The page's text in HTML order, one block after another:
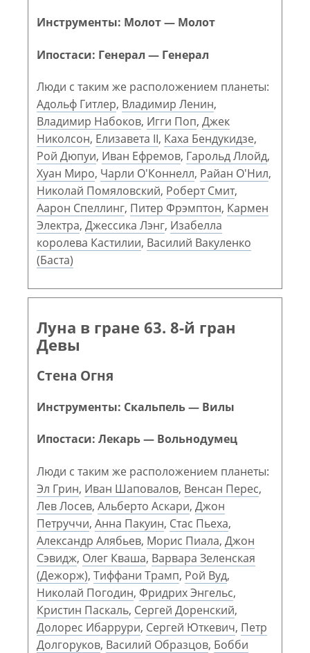
Инструменты: Молот — Молот
Ипостаси: Генерал — Генерал
Люди с таким же расположением планеты:
Адольф Гитлер, Владимир Ленин,
Владимир Набоков, Игги Поп, Джек
Николсон, Елизавета II, Каха Бендукидзе,
Рой Дюпуи, Иван Ефремов, Гарольд Ллойд,
Хуан Миро, Чарли О'Коннелл, Райан О'Нил,
Николай Помяловский, Роберт Смит,
Аарон Спеллинг, Питер Фрэмптон, Кармен
Электра, Джессика Лэнг, Изабелла
королева Кастилии, Василий Вакуленко
(Баста)
Луна в гране 63. 8-й гран
Девы
Стена Огня
Инструменты: Скальпель — Вилы
Ипостаси: Лекарь — Вольнодумец
Люди с таким же расположением планеты:
Эл Грин, Иван Шаповалов, Венсан Перес,
Лев Лосев, Альберто Аскари, Джон
Петруччи, Анна Пакуин, Стас Пьеха,
Александр Алябьев, Морис Пиала, Джон
Сэвидж, Олег Кваша, Варвара Зеленская
(Дежорж), Тиффани Трамп, Рой Вуд,
Николай Погодин, Фридрих Энгельс,
Кристин Паскаль, Сергей Доренский,
Долорес Ибаррури, Сергей Юткевич, Петр
Долгоруков, Василий Образцов, Бобби